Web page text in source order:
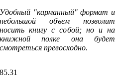
Удобный "карманный" формат и
небольшой объем позволит
носить книгу с собой; но и на
книжной полке она будет
смотреться превосходно.
85.31